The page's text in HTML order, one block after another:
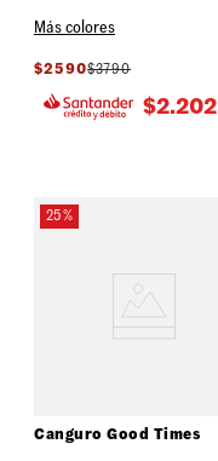
Más colores
$2590$3790
$2.202
25 %
Canguro Good Times